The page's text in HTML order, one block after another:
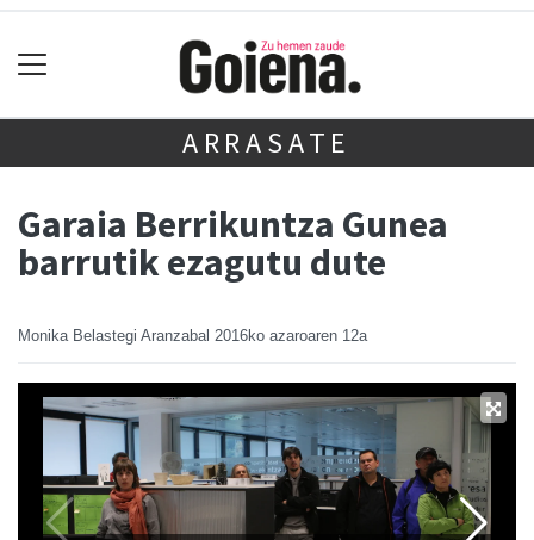
ARRASATE
Garaia Berrikuntza Gunea
barrutik ezagutu dute
Monika Belastegi Aranzabal 2016ko azaroaren 12a